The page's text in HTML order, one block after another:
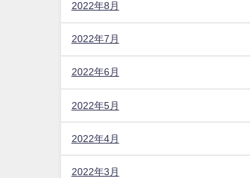
2022年8月
2022年7月
2022年6月
2022年5月
2022年4月
2022年3月